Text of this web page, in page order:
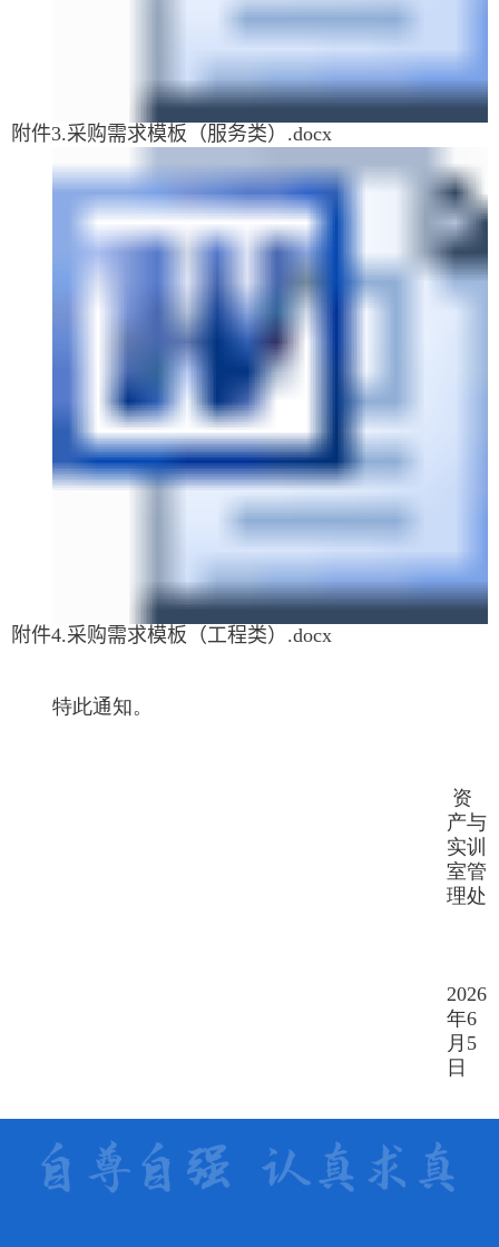
附件3.采购需求模板（服务类）.docx
附件4.采购需求模板（工程类）.docx
特此通知。
资
产与
实训
室管
理处
2026
年6
月 5
日